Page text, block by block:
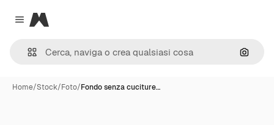
Close menu
Magnific
Cerca
Home/Stock/Foto/Fondo senza cuciture…